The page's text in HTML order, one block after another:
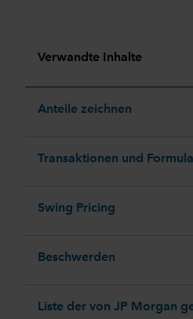
Verwandte Inhalte
Anteile zeichnen
Transaktionen und
Swing Pricing
Beschwerden
Liste der von JP Morgan